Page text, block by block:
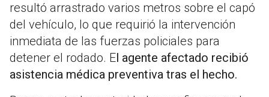
resultó arrastrado varios metros sobre el capó
del vehículo, lo que requirió la intervención
inmediata de las fuerzas policiales para
detener el rodado. El agente afectado recibió
asistencia médica preventiva tras el hecho.